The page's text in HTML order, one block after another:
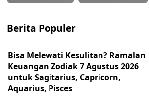
Berita Populer
Bisa Melewati Kesulitan? Ramalan
Keuangan Zodiak 7 Agustus 2026
untuk Sagitarius, Capricorn,
Aquarius, Pisces